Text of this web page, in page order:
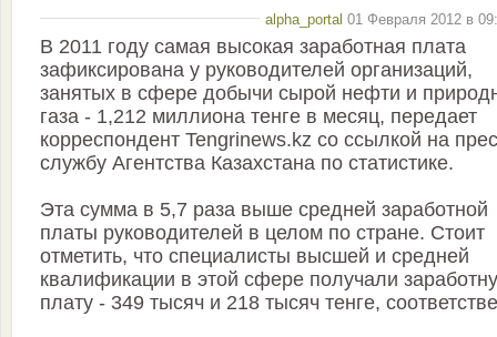
alpha_portal 01 Февраля 2012 в
В 2011 году самая высокая заработная плата
зафиксирована у руководителей организаций,
занятых в сфере добычи сырой нефти и
газа - 1,212 миллиона тенге в месяц, передает
корреспондент Tengrinews.kz со ссылкой на
службу Агентства Казахстана по статистике.
Эта сумма в 5,7 раза выше средней заработной
платы руководителей в целом по стране. Стоит
отметить, что специалисты высшей и средней
квалификации в этой сфере получали
плату - 349 тысяч и 218 тысяч тенге,